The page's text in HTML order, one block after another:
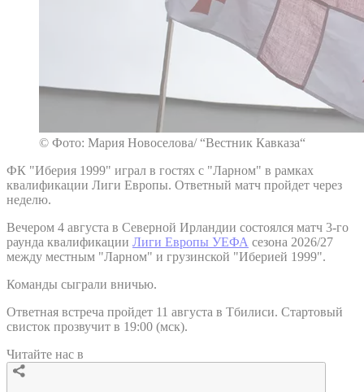
© Фото: Мария Новоселова/ “Вестник Кавказа“
ФК "Иберия 1999" играл в гостях с "Ларном" в рамках
квалификации Лиги Европы. Ответный матч пройдет через
неделю.
Вечером 4 августа в Северной Ирландии состоялся матч 3-го
раунда квалификации Лиги Европы УЕФА сезона 2026/27
между местным "Ларном" и грузинской "Иберией 1999".
Команды сыграли вничью.
Ответная встреча пройдет 11 августа в Тбилиси. Стартовый
свисток прозвучит в 19:00 (мск).
Читайте нас в